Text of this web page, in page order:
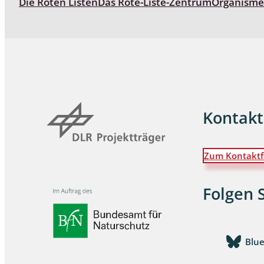
Kontakt
Zum
Folgen